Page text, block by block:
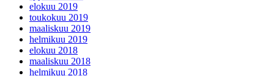
elokuu 2019
toukokuu 2019
maaliskuu 2019
helmikuu 2019
elokuu 2018
maaliskuu 2018
helmikuu 2018